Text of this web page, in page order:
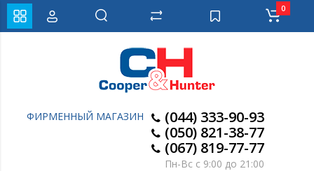
ФИРМЕННЫЙ МАГАЗИН
(044) 333-90-93
(050) 821-38-77
(067) 819-77-77
Пн-Вс с 9:00 до 21:00
0